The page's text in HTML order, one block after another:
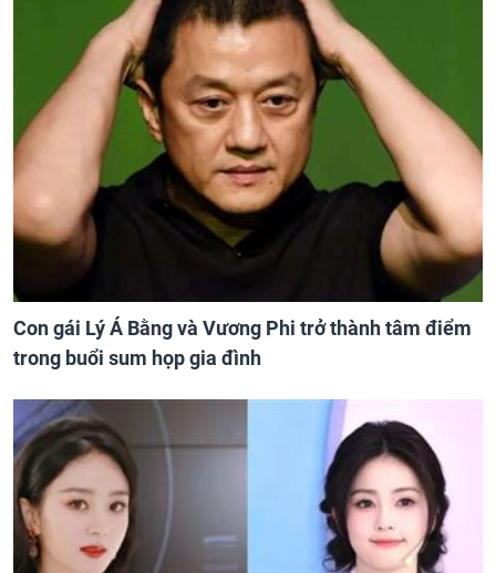
Con gái Lý Á Bằng và Vương Phi trở thành tâm điểm
trong buổi sum họp gia đình